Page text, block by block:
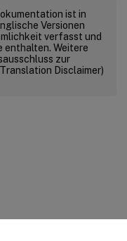
ist in
Versionen
verfasst und
enthalten. Weitere
zur
Disclaimer)